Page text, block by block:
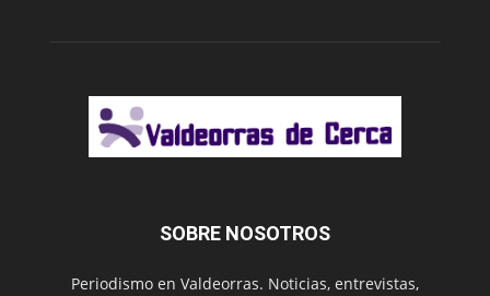
SOBRE NOSOTROS
Periodismo en Valdeorras. Noticias, entrevistas,